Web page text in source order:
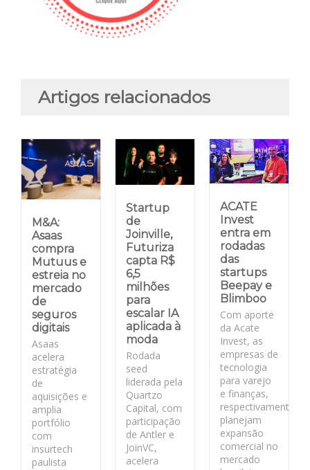
Artigos relacionados
M&A:
Asaas
compra
Mutuus e
estreia no
mercado
de
seguros
digitais
Asaas
acelera
estratégia
de
aquisições e
amplia
portfólio
com
insurtech
paulista
Startup
de
Joinville,
Futuriza
capta R$
6,5
milhões
para
escalar IA
aplicada à
moda
Rodada
seed
liderada pela
Quartzo
Capital, com
participação
de Antler e
JoinVC,
acelera
ACATE
Invest
entra em
rodadas
das
startups
Beepay e
Blimboo
Com aporte
da Acate
Invest, as
empresas de
tecnologia
para varejo
e finanças,
respectivamente,
planejam
expansão
comercial no
mercado